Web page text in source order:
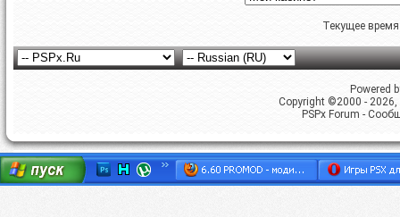
Текущее
Powered
Copyright ©2000 -
PSPx Forum -